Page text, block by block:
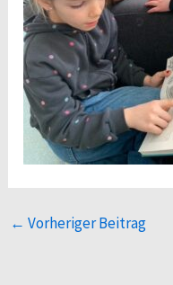
← Vorheriger Beitrag